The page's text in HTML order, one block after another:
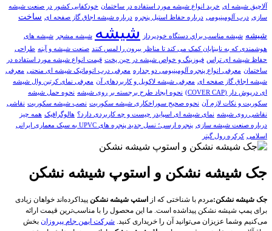
آلاچیق شیشه ای خرید انواع شیشه مورد استفاده در ساختمان خودکفایی کشور در صنعت شیشه
سازی درب آلومینیومی درباره حفاظ استیل پنجره درباره شیشه اجاق گاز صفحه ای ساخت
شیشه شيشه مناسب براي دستگاه خودپرداز شیشه شیشه مشجر
شیشه های
هوشمندی که به نابینایان کمک می کند تا مناظر بیرون را لمس کنند صنعت شیشه و آینه طراحی
حفاظ شیشه ای تراس فیوزینگ و خواص شیشه در حین پخت قیمت انواع شیشه مورد استفاده در
ساختمان معرفی انواع پنجره آلومینیومی دو جداره معرفی درب اتوماتیک شیشه ای منحنی معرفی
شیشه اجاق گاز صفحه ای معرفی شیشه لاکوبل و کاربردهای آن معرفی نمای کرتین وال شیشه
ای درپوش دار (COVER CAP)
نحوه ایجاد طرح برجسته بر روی شیشه نحوه حمل شیشه
سکوریت و نکات لازم آن نحوه صحیح سوراخکاری شیشه سکوریت نصب شیشه سکوریت نقاشی
نقاشی روی شیشه نمای شیشه ای اسپایدر چیست و چه کاربردی دارد؟ هالوگرافیک همه چیز
درباره صنعت شیشه سازی
پنجره ارسی؛ نسل جدید پنجره های UPVC به سبک معماری ایرانی
اسلامی کرکره رول گیتر
جک شیشه نشکن و استوپ شیشه نشکن
جک شیشه نشکن:مردم با شناختی که از استپ شیشه نشکن پیداکرده‌اند خواهان زیادی
برای پمپ شیشه نشکن پیداشده است. ما این محصول را با مناسب‌ترین قیمت ارائه
می‌کنیم وشما عزیزان می‌توانید آن را خریداری کنید. شرکت ایمن جام پیروزان بخش